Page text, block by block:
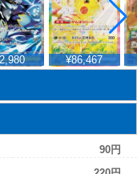
¥86,467
90円